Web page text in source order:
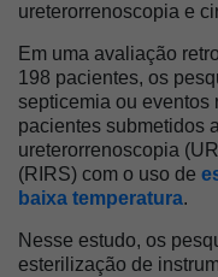
ureterorrenoscopia e
Em uma avaliação
198 pacientes, os
septicemia ou eventos
pacientes submetidos
ureterorrenoscopia
(RIRS) com o uso de
baixa temperatura.
Nesse estudo, os
esterilização de